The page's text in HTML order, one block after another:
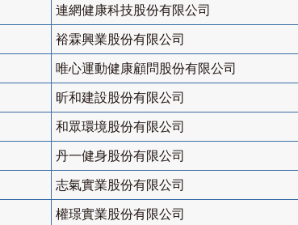
連網健康科技股份有限公司
裕霖興業股份有限公司
唯心運動健康顧問股份有限公司
昕和建設股份有限公司
和眾環境股份有限公司
丹一健身股份有限公司
志氣實業股份有限公司
權璟實業股份有限公司